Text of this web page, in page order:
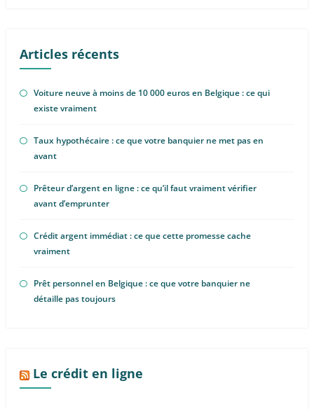
Articles récents
Voiture neuve à moins de 10 000 euros en Belgique : ce qui
existe vraiment
Taux hypothécaire : ce que votre banquier ne met pas en
avant
Prêteur d’argent en ligne : ce qu’il faut vraiment vérifier
avant d’emprunter
Crédit argent immédiat : ce que cette promesse cache
vraiment
Prêt personnel en Belgique : ce que votre banquier ne
détaille pas toujours
Le crédit en ligne